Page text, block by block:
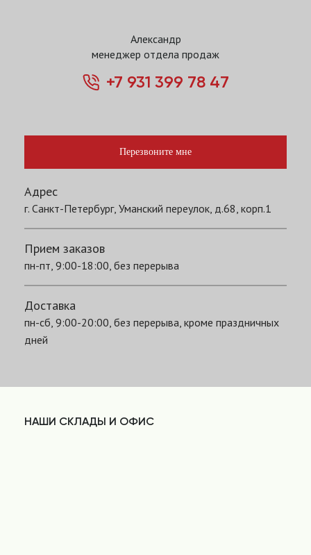
Александр
менеджер отдела продаж
+7 931 399 78 47
Перезвоните мне
Адрес
г. Санкт-Петербург, Уманский переулок, д.68, корп.1
Прием заказов
пн-пт, 9:00-18:00, без перерыва
Доставка
пн-сб, 9:00-20:00, без перерыва, кроме праздничных
дней
НАШИ СКЛАДЫ И ОФИС